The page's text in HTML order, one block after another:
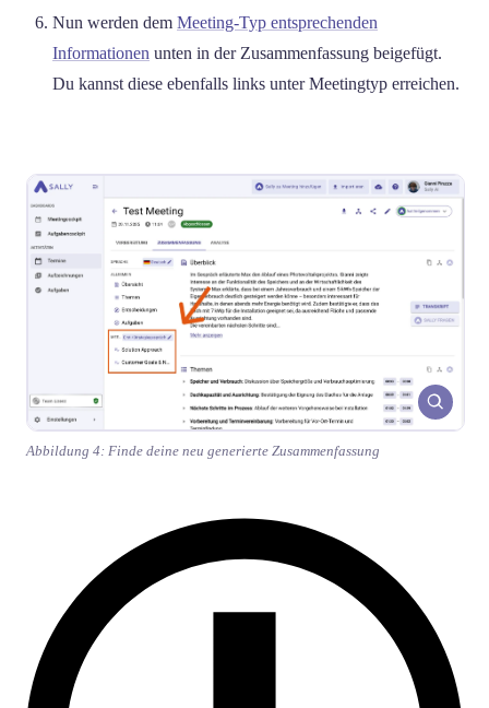
Nun werden dem Meeting-Typ entsprechenden
Informationen unten in der Zusammenfassung beigefügt.
Du kannst diese ebenfalls links unter Meetingtyp erreichen.
Abbildung 4: Finde deine neu generierte Zusammenfassung